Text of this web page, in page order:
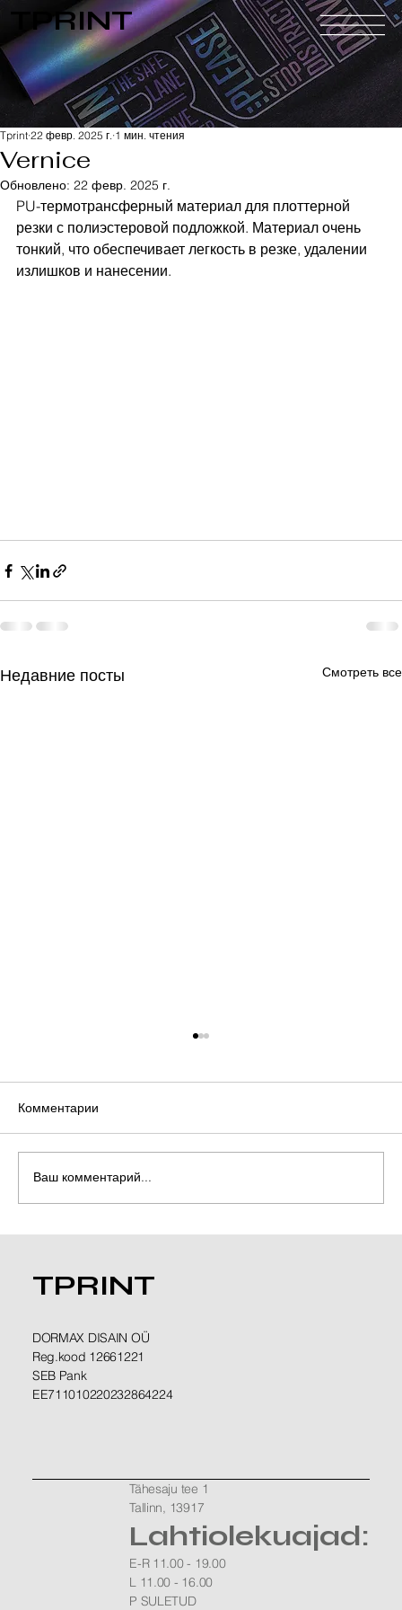
TPRINT
Vernice
Tprint 22 февр. 2025 г. 1 мин. чтения
Обновлено: 22 февр. 2025 г.
PU-термотрансферный материал для плоттерной
резки с полиэстеровой подложкой. Материал очень
тонкий, что обеспечивает легкость в резке, удалении
излишков и нанесении.
Недавние посты Смотреть все
P.S. Lumen
Комментарии
Ваш комментарий...
TPRINT
DORMAX DISAIN OÜ
Reg.kood 12661221
SEB Pank
EE711010220232864224
Tähesaju tee 1
Tallinn, 13917
Lahtiolekuajad:
E-R 11.00 - 19.00
L 11.00 - 16.00
P SULETUD